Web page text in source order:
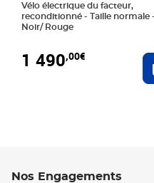
Vélo électrique du facteur,
reconditionné - Taille normale -
Noir/ Rouge
1 490,00€
Nos Engagements